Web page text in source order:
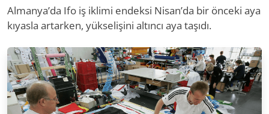
Almanya’da Ifo iş iklimi endeksi Nisan’da bir önceki aya
kıyasla artarken, yükselişini altıncı aya taşıdı.